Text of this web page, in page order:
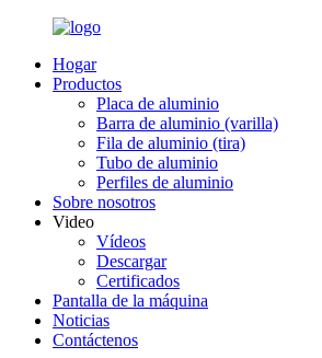
Hogar
Productos
Placa de aluminio
Barra de aluminio (varilla)
Fila de aluminio (tira)
Tubo de aluminio
Perfiles de aluminio
Sobre nosotros
Video
Vídeos
Descargar
Certificados
Pantalla de la máquina
Noticias
Contáctenos